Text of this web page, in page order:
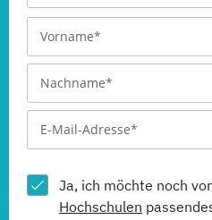
Ja, ich möchte noch
Hochschulen